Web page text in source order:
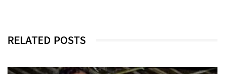
RELATED POSTS